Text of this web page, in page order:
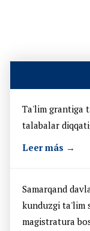
Ta'lim grantiga
talabalar
Leer más →
Samarqand
kunduzgi ta'lim
magistratura